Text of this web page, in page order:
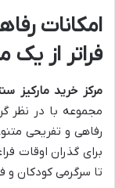
امکانات
فراتر از یک
مرکز خرید مارکیز
مجموعه با در نظر
رفاهی و تفریحی
برای گذران اوقات
تا سرگرمی کودکان و